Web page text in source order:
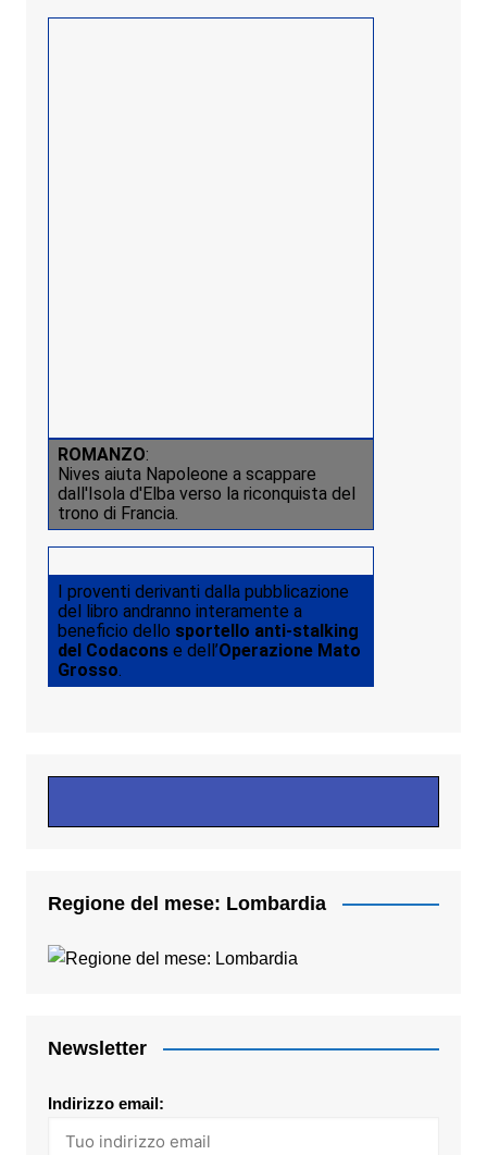
ROMANZO:
Nives aiuta Napoleone a scappare
dall'Isola d'Elba verso la riconquista del
trono di Francia.
I proventi derivanti dalla pubblicazione
del libro andranno interamente a
beneficio dello sportello anti-stalking
del Codaconse dell’Operazione Mato
Grosso.
Regione del mese: Lombardia
Newsletter
Indirizzo email: